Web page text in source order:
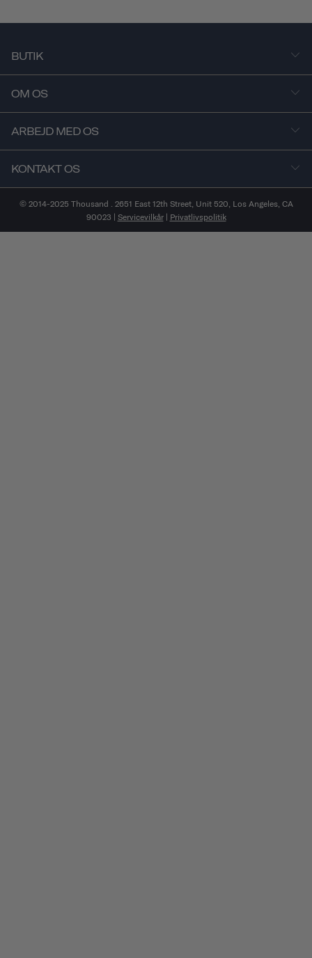
BUTIK
OM OS
ARBEJD MED OS
KONTAKT OS
© 2014-2025 Thousand . 2651 East 12th Street, Unit 520, Los Angeles, CA
90023 | Servicevilkår| Privatlivspolitik